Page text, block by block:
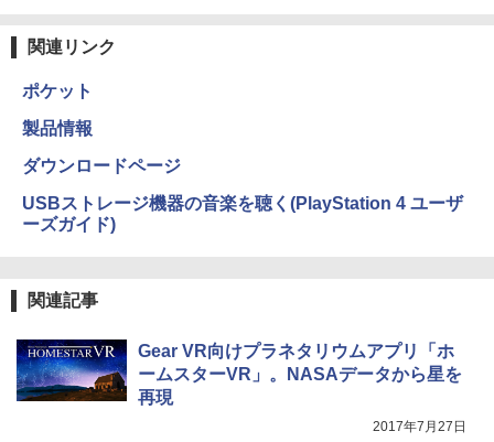
関連リンク
ポケット
製品情報
ダウンロードページ
USBストレージ機器の音楽を聴く(PlayStation 4 ユーザ
ーズガイド)
関連記事
Gear VR向けプラネタリウムアプリ「ホ
ームスターVR」。NASAデータから星を
再現
2017年7月27日